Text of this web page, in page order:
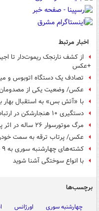
اخبار مرتبط
از کشف نارنجک ریموت‌دار تا
+عکس
تصادف یک دستگاه اتوبوس و مینی بوس۱۶
عکس/ وضعیت یکی از مصدومان
با «آتش بس» به استقبال بهار
دستگیری ۱۰ هنجارشکن در ارتباط با حوادث چهارشنبه سوری
مرگ موتورسوار ۲۶ ساله در اثر پرتاب نارنجک
عکس/ پرتاب ترقه به سمت
کشته‌های چهارشنبه سوری به ۹ نفر رسید
با انواع سوختگی آشنا شوید
برچسب‌ها
چهارشنبه سوری اورژانس